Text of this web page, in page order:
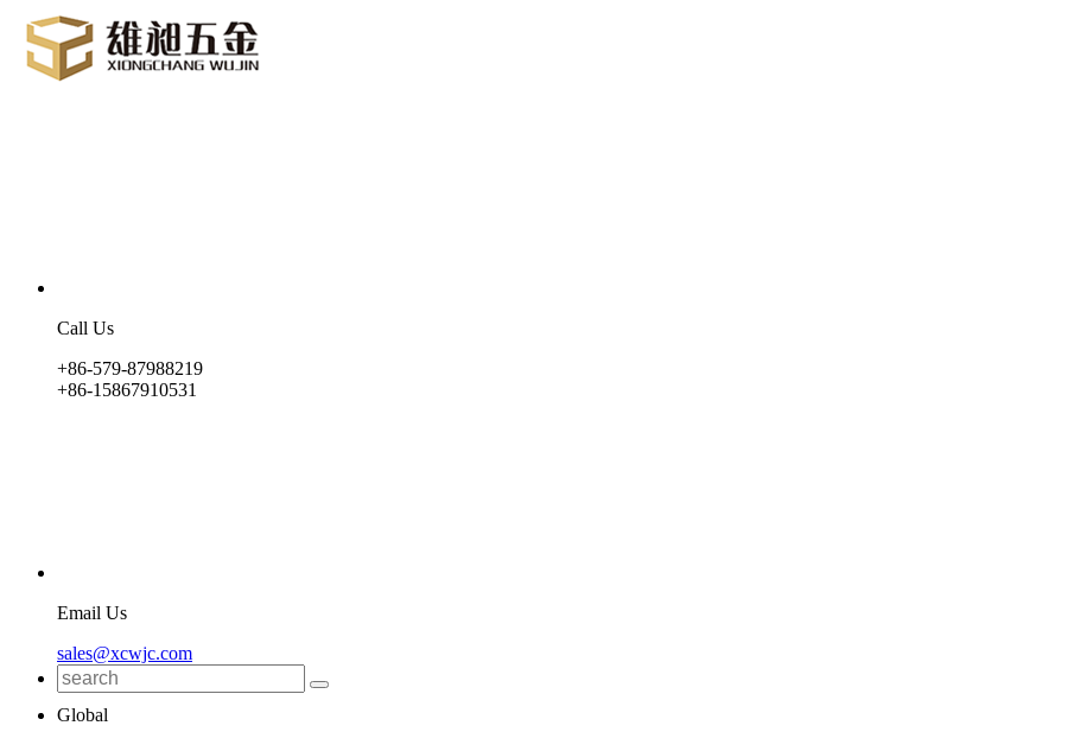
Call Us
+86-579-87988219
+86-15867910531
Email Us
sales@xcwjc.com
Global